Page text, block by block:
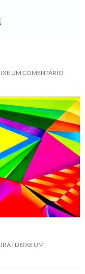
UM COMENTÁRIO
DEIXE UM